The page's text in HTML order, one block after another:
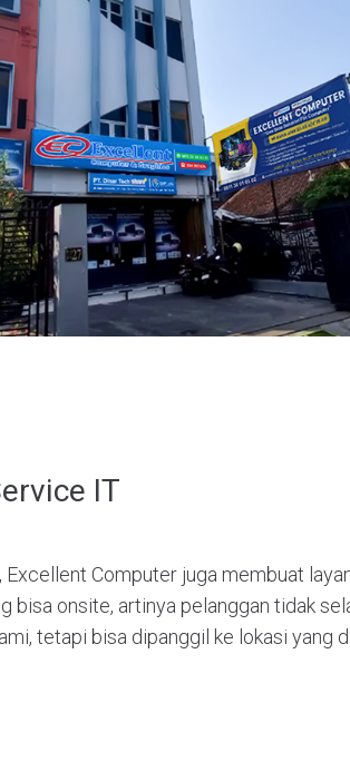
IT
Excellent Computer juga membuat
bisa onsite, artinya pelanggan tidak
tetapi bisa dipanggil ke lokasi yang